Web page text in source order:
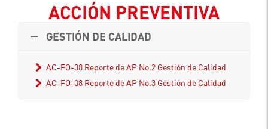
ACCIÓN PREVENTIVA
GESTIÓN DE CALIDAD
AC-FO-08 Reporte de AP No.2 Gestión de Calidad
AC-FO-08 Reporte de AP No.3 Gestión de Calidad